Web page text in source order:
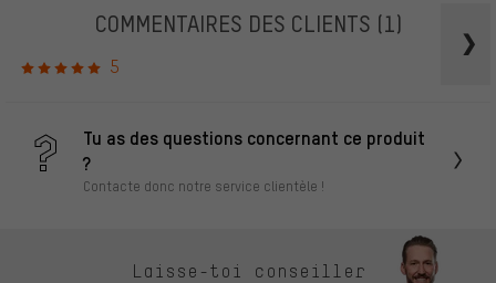
COMMENTAIRES DES CLIENTS (1)
5
Tu as des questions concernant ce produit
?
Contacte donc notre service clientèle !
Laisse-toi conseiller